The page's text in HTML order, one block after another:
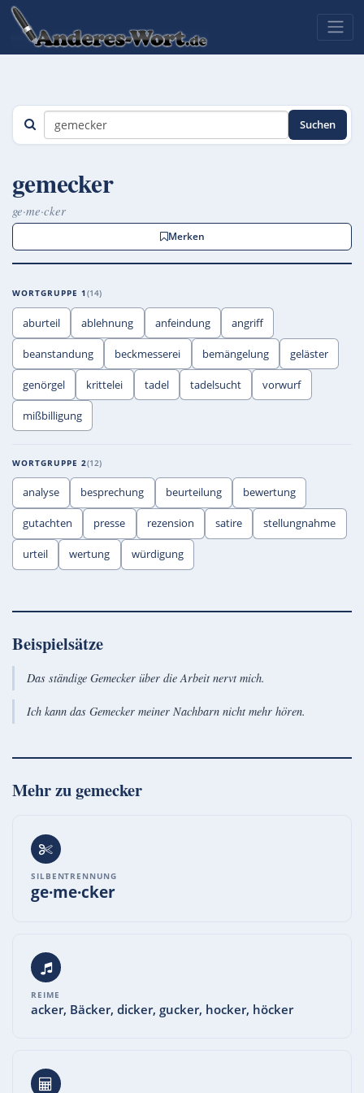
Suchen
gemecker
ge·me·cker
Merken
WORTGRUPPE 1 14
aburteil ablehnung anfeindung angriff
beanstandung beckmesserei bemängelung geläster
genörgel krittelei tadel tadelsucht vorwurf
mißbilligung
WORTGRUPPE 2 12
analyse besprechung beurteilung bewertung
gutachten presse rezension satire stellungnahme
urteil wertung würdigung
Beispielsätze
Das ständige Gemecker über die Arbeit nervt mich.
Ich kann das Gemecker meiner Nachbarn nicht mehr hören.
Mehr zugemecker
SILBENTRENNUNG
ge·me·cker
REIME
acker, Bäcker, dicker, gucker, hocker, höcker